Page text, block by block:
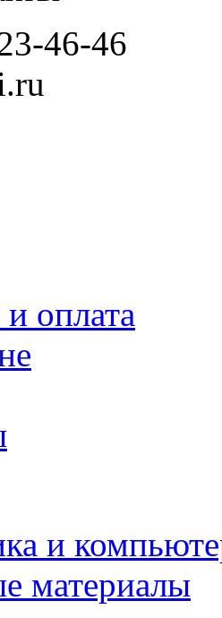
46-46
оплата
и
материалы